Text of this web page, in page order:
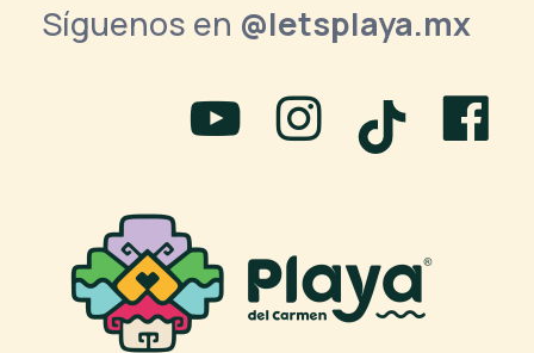
Síguenos en @letsplaya.mx